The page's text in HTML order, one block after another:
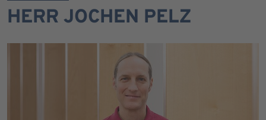
HERR JOCHEN PELZ